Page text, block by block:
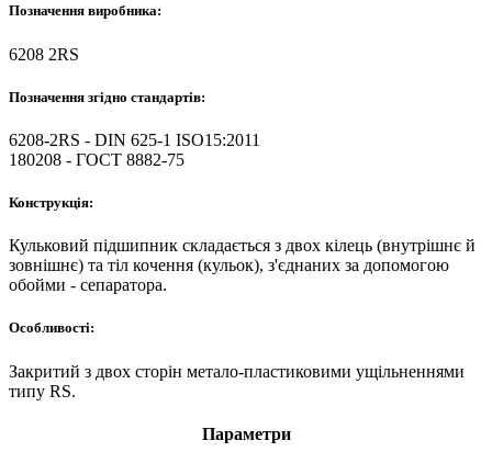
Позначення виробника:
6208 2RS
Позначення згідно стандартів:
6208-2RS - DIN 625-1 ISO15:2011
180208 - ГОСТ 8882-75
Конструкція:
Кульковий підшипник складається з двох кілець (внутрішнє й
зовнішнє) та тіл кочення (кульок), з'єднаних за допомогою
обойми - сепаратора.
Особливості:
Закритий з двох сторін метало-пластиковими ущільненнями
типу RS.
Параметри